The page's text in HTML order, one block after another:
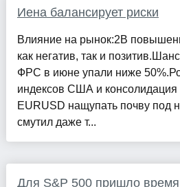
Иена балансирует риски
Влияние на рынок:2В
как негатив, так и
ФРС в июне упали ниже
индексов США и консолидация
EURUSD нащупать почву под
смутил даже т...
Для S&P 500 пришло время